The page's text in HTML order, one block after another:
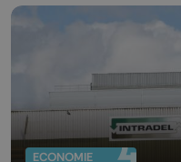
ECONOMIE